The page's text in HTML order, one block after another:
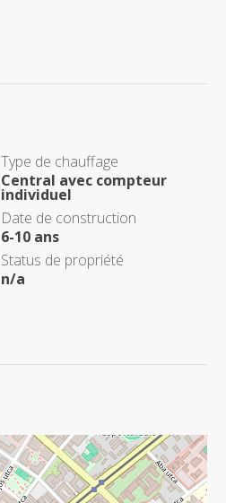
Type de chauffage
Central avec compteur
individuel
Date de construction
6-10 ans
Status de propriété
n/a